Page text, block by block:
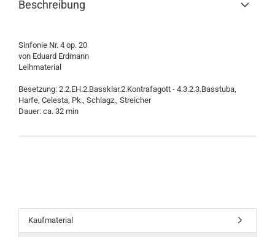
Beschreibung
Sinfonie Nr. 4 op. 20
von Eduard Erdmann
Leihmaterial
Besetzung: 2.2.EH.2.Bassklar.2.Kontrafagott - 4.3.2.3.Basstuba,
Harfe, Celesta, Pk., Schlagz., Streicher
Dauer: ca. 32 min
Kaufmaterial